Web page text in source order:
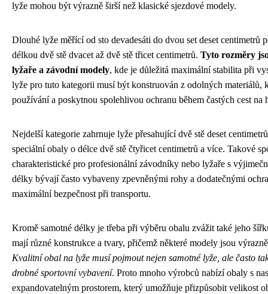
lyže mohou být výrazně širší než klasické sjezdové modely.
Dlouhé lyže měřící od sto devadesáti do dvou set deset centimetrů
délkou dvě stě dvacet až dvě stě třicet centimetrů. Tyto rozměry
lyžaře a závodní modely, kde je důležitá maximální stabilita při
lyže pro tuto kategorii musí být konstruován z odolných materiálů,
používání a poskytnou spolehlivou ochranu během častých cest na
Nejdelší kategorie zahrnuje lyže přesahující dvě stě deset
speciální obaly o délce dvě stě čtyřicet centimetrů a více. Takové
charakteristické pro profesionální závodníky nebo lyžaře s
délky bývají často vybaveny zpevněnými rohy a dodatečnými
maximální bezpečnost při transportu.
Kromě samotné délky je třeba při výběru obalu zvážit také jeho
mají různé konstrukce a tvary, přičemž některé modely jsou
Kvalitní obal na lyže musí pojmout nejen samotné lyže, ale často
drobné sportovní vybavení. Proto mnoho výrobců nabízí obaly s
expandovatelným prostorem, který umožňuje přizpůsobit velikost